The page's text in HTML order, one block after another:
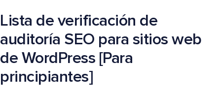
Lista de verificación de
auditoría SEO para sitios web
de WordPress [Para
principiantes]